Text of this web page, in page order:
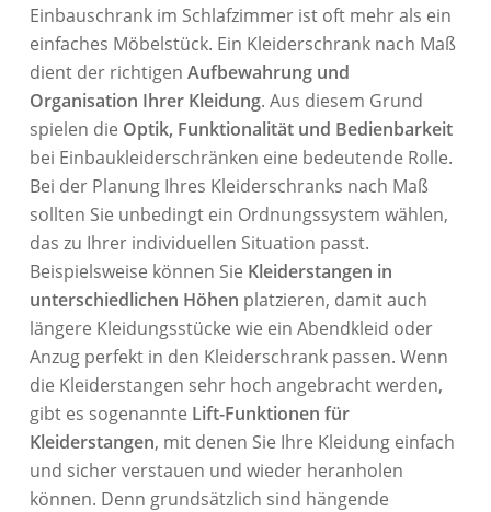
Einbauschrank im Schlafzimmer ist oft mehr als ein
einfaches Möbelstück. Ein Kleiderschrank nach Maß
dient der richtigenAufbewahrung und
Organisation Ihrer Kleidung. Aus diesem Grund
spielen die Optik, Funktionalität und Bedienbarkeit
bei Einbaukleiderschränken eine bedeutende Rolle.
Bei der Planung Ihres Kleiderschranks nach Maß
sollten Sie unbedingt ein Ordnungssystem wählen,
das zu Ihrer individuellen Situation passt.
Beispielsweise können Sie Kleiderstangen in
unterschiedlichen Höhen platzieren, damit auch
längere Kleidungsstücke wie ein Abendkleid oder
Anzug perfekt in den Kleiderschrank passen. Wenn
die Kleiderstangen sehr hoch angebracht werden,
gibt es sogenannte Lift-Funktionen für
Kleiderstangen, mit denen Sie Ihre Kleidung einfach
und sicher verstauen und wieder heranholen
können. Denn grundsätzlich sind hängende